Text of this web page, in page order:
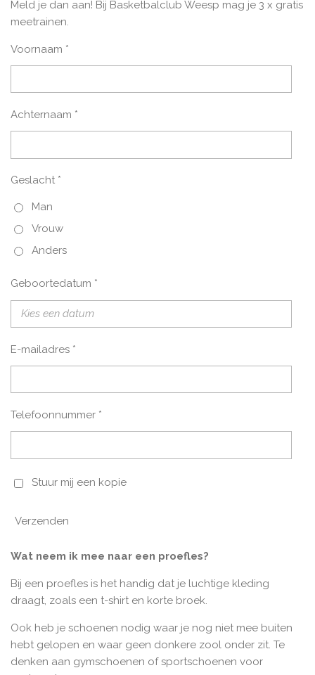
Meld je dan aan! Bij Basketbalclub Weesp mag je 3 x gratis
meetrainen.
Voornaam *
Achternaam *
Geslacht *
Man
Vrouw
Anders
Geboortedatum *
E-mailadres *
Telefoonnummer *
Stuur mij een kopie
Verzenden
Wat neem ik mee naar een proefles?
Bij een proefles is het handig dat je luchtige kleding
draagt, zoals een t-shirt en korte broek.
Ook heb je schoenen nodig waar je nog niet mee buiten
hebt gelopen en waar geen donkere zool onder zit. Te
denken aan gymschoenen of sportschoenen voor